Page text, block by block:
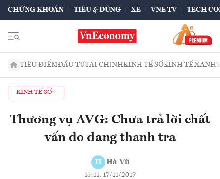
CHỨNG KHOÁN TIÊU & DÙNG XE VNE TV TECH
TIÊU ĐIỂMĐẦU TƯTÀI CHÍNHKINH TẾ SỐKINH TẾ XANH
KINH TẾ SỐ
Thương vụ AVG: Chưa trả lời chất
vấn do đang thanh tra
H Hà Vũ
15:11, 17/11/2017